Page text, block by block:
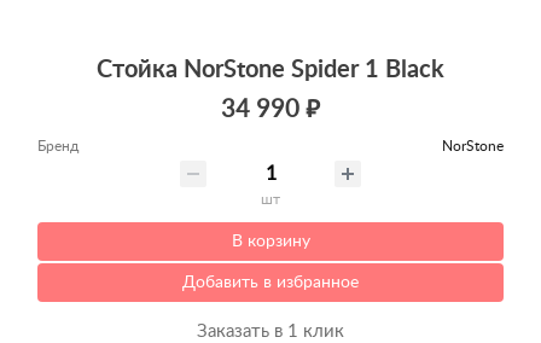
Стойка NorStone Spider 1 Black
34 990 ₽
Бренд NorStone
шт
В корзину
Добавить в избранное
Заказать в 1 клик